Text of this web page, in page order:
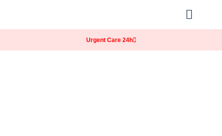
Urgent Care 24h